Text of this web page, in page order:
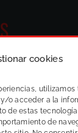
cookies
o acceder a la
de estas
de